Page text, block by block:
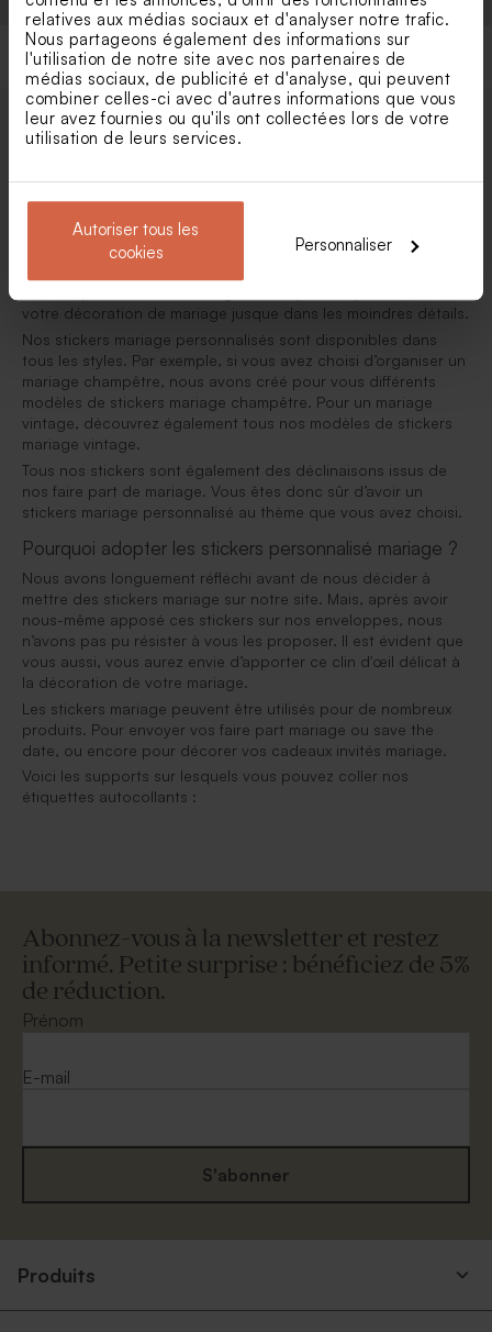
relatives aux médias sociaux et d'analyser notre trafic.
Nous partageons également des informations sur
l'utilisation de notre site avec nos partenaires de
médias sociaux, de publicité et d'analyse, qui peuvent
combiner celles-ci avec d'autres informations que vous
leur avez fournies ou qu'ils ont collectées lors de votre
utilisation de leurs services.
Autoriser tous les
cookies
Personnaliser
Vos stickers mariage à personnaliser
Vous avez choisi vos faire part mariage
thème de mariage, et vous souhaitez suivre cette logique avec
votre décoration de mariage jusque dans les moindres détails.
Nos stickers mariage personnalisés sont disponibles dans
tous les styles. Par exemple, si vous avez choisi d’organiser un
mariage champêtre, nous avons créé pour vous différents
modèles de stickers mariage champêtre. Pour un mariage
vintage, découvrez également tous nos modèles de stickers
mariage vintage.
Tous nos stickers sont également des déclinaisons issus de
nos faire part de mariage. Vous êtes donc sûr d’avoir un
stickers mariage personnalisé au thème que vous avez choisi.
Pourquoi adopter les stickers personnalisé mariage ?
Nous avons longuement réfléchi avant de nous décider à
mettre des stickers mariage sur notre site. Mais, après avoir
nous-même apposé ces stickers sur nos enveloppes, nous
n’avons pas pu résister à vous les proposer. Il est évident que
vous aussi, vous aurez envie d’apporter ce clin d'œil délicat à
la décoration de votre mariage.
Les stickers mariage peuvent être utilisés pour de nombreux
produits. Pour envoyer vos faire part mariage ou save the
date, ou encore pour décorer vos cadeaux invités mariage.
Voici les supports sur lesquels vous pouvez coller nos
étiquettes autocollants :
Abonnez-vous à la newsletter et restez
informé. Petite surprise : bénéficiez de 5%
de réduction.
Prénom
E-mail
S'abonner
Produits